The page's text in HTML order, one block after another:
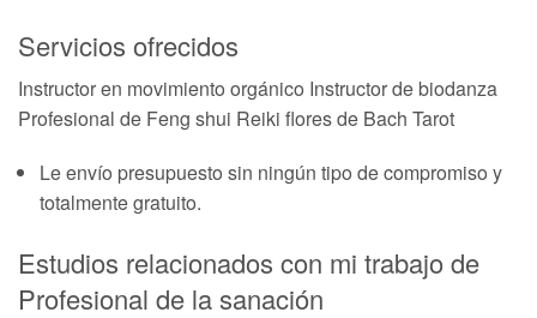
Servicios ofrecidos
Instructor en movimiento orgánico Instructor de biodanza
Profesional de Feng shui Reiki flores de Bach Tarot
Le envío presupuesto sin ningún tipo de compromiso y
totalmente gratuito.
Estudios relacionados con mi trabajo de
Profesional de la sanación